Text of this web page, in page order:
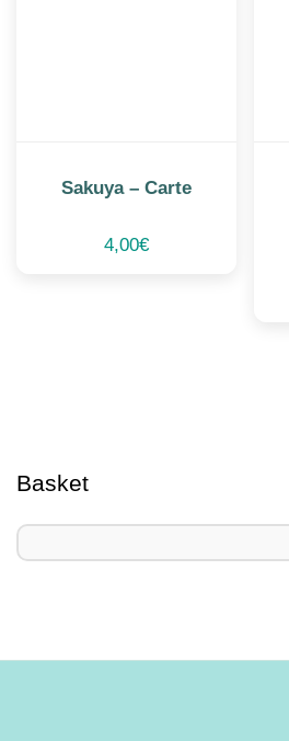
Sakuya – Carte
4,00€
Basket